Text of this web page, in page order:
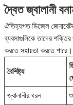
দ্বৈত জ্বালানী
ঐতিহ্যগত ডিজেল
ব্যবসাগুলিকে তাদের
করতে সহায়তা করতে পারে।
বৈশিষ্ট্য
জ্বালানীর ধরন